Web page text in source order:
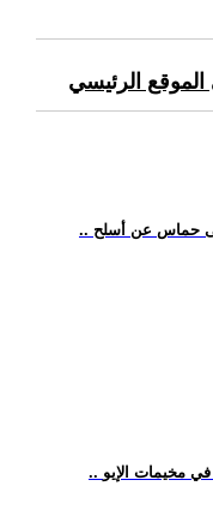
الرئيسي
حماس عن أسلح
مخيمات الإيو